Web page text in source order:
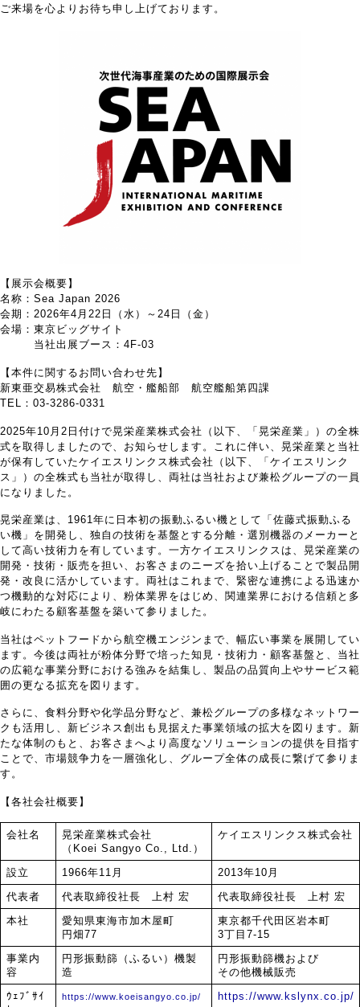
ご来場を心よりお待ち申し上げております。
【展示会概要】
名称：Sea Japan 2026
会期：2026年4月22日（水）～24日（金）
会場：東京ビッグサイト
当社出展ブース：4F-03
【本件に関するお問い合わせ先】
新東亜交易株式会社 航空・艦船部 航空艦船第四課
TEL：03-3286-0331
2025年10月2日付けで晃栄産業株式会社（以下、「晃栄産業」）の全株
式を取得しましたので、お知らせします。これに伴い、晃栄産業と当社
が保有していたケイエスリンクス株式会社（以下、「ケイエスリンク
ス」）の全株式も当社が取得し、両社は当社および兼松グループの一員
になりました。
晃栄産業は、1961年に日本初の振動ふるい機として「佐藤式振動ふる
い機」を開発し、独自の技術を基盤とする分離・選別機器のメーカーと
して高い技術力を有しています。一方ケイエスリンクスは、晃栄産業の
開発・技術・販売を担い、お客さまのニーズを拾い上げることで製品開
発・改良に活かしています。両社はこれまで、緊密な連携による迅速か
つ機動的な対応により、粉体業界をはじめ、関連業界における信頼と多
岐にわたる顧客基盤を築いて参りました。
当社はペットフードから航空機エンジンまで、幅広い事業を展開してい
ます。今後は両社が粉体分野で培った知見・技術力・顧客基盤と、当社
の広範な事業分野における強みを結集し、製品の品質向上やサービス範
囲の更なる拡充を図ります。
さらに、食料分野や化学品分野など、兼松グループの多様なネットワー
クも活用し、新ビジネス創出も見据えた事業領域の拡大を図ります。新
たな体制のもと、お客さまへより高度なソリューションの提供を目指す
ことで、市場競争力を一層強化し、グループ全体の成長に繋げて参りま
す。
【各社会社概要】
会社名
晃栄産業株式会社
（Koei Sangyo Co., Ltd.）
ケイエスリンクス株式会社
設立 1966年11月
2013年10月
代表者
代表取締役社長 上村 宏
代表取締役社長 上村 宏
本社
愛知県東海市加木屋町
円畑77
東京都千代田区岩本町
3丁目7-15
事業内
容
円形振動篩（ふるい）機製
造
円形振動篩機および
その他機械販売
ｳｪﾌﾞｻｲ
https://www.koeisangyo.co.jp/ https://www.kslynx.co.jp/